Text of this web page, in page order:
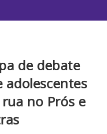
de debate
adolescentes
no Prós e